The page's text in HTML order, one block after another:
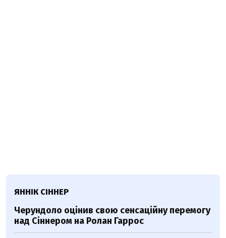
ЯННІК СІННЕР
Черундоло оцінив свою сенсаційну перемогу
над Сіннером на Ролан Гаррос